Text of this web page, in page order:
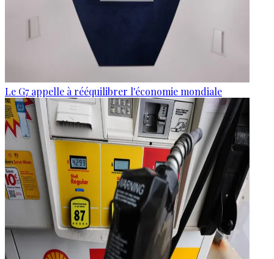
Le G7 appelle à rééquilibrer l'économie mondiale